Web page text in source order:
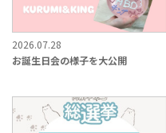
2026.07.28
お誕生日会の様子を大公開